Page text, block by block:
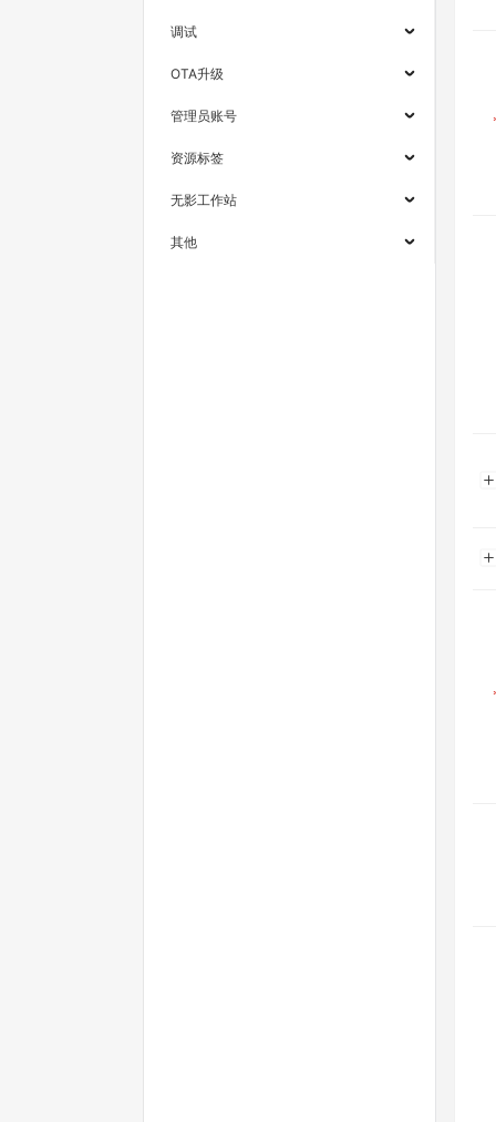
调试
OTA升级
管理员账号
资源标签
无影工作站
其他